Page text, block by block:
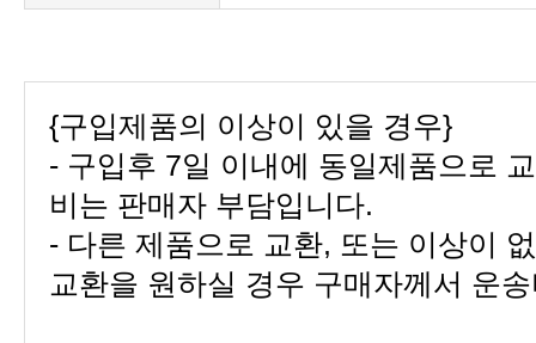
{구입제품의 이상이 있을 경우}
비는 판매자 부담입니다.
교환을 원하실 경우 구매자께서 운